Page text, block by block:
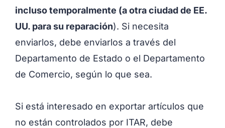
incluso temporalmente (a otra ciudad de EE.
UU. para su reparación). Si necesita
enviarlos, debe enviarlos a través del
Departamento de Estado o el Departamento
de Comercio, según lo que sea.
Si está interesado en exportar artículos que
no están controlados por ITAR, debe